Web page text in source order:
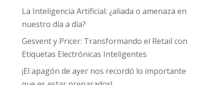
La Inteligencia Artificial: ¿aliada o amenaza en
nuestro día a día?
Gesvent y Pricer: Transformando el Retail con
Etiquetas Electrónicas Inteligentes
¡El apagón de ayer nos recordó lo importante